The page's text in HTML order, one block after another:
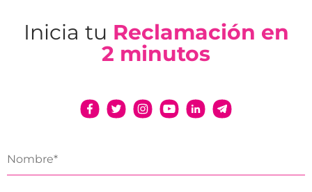
Inicia tu Reclamación en
2 minutos